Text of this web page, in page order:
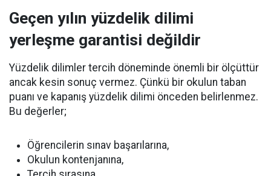
Geçen yılın yüzdelik dilimi
yerleşme garantisi değildir
Yüzdelik dilimler tercih döneminde önemli bir ölçüttür
ancak kesin sonuç vermez. Çünkü bir okulun taban
puanı ve kapanış yüzdelik dilimi önceden belirlenmez.
Bu değerler;
Öğrencilerin sınav başarılarına,
Okulun kontenjanına,